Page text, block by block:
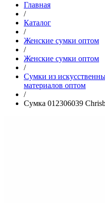
Главная
/
Каталог
/
Женские сумки оптом
/
Женские сумки оптом
/
Cумки из
материалов оптом
/
Сумка 012306039